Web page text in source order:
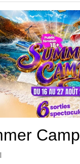
Camp